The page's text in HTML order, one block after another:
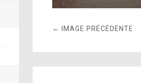
← IMAGE PRÉCÉDENTE